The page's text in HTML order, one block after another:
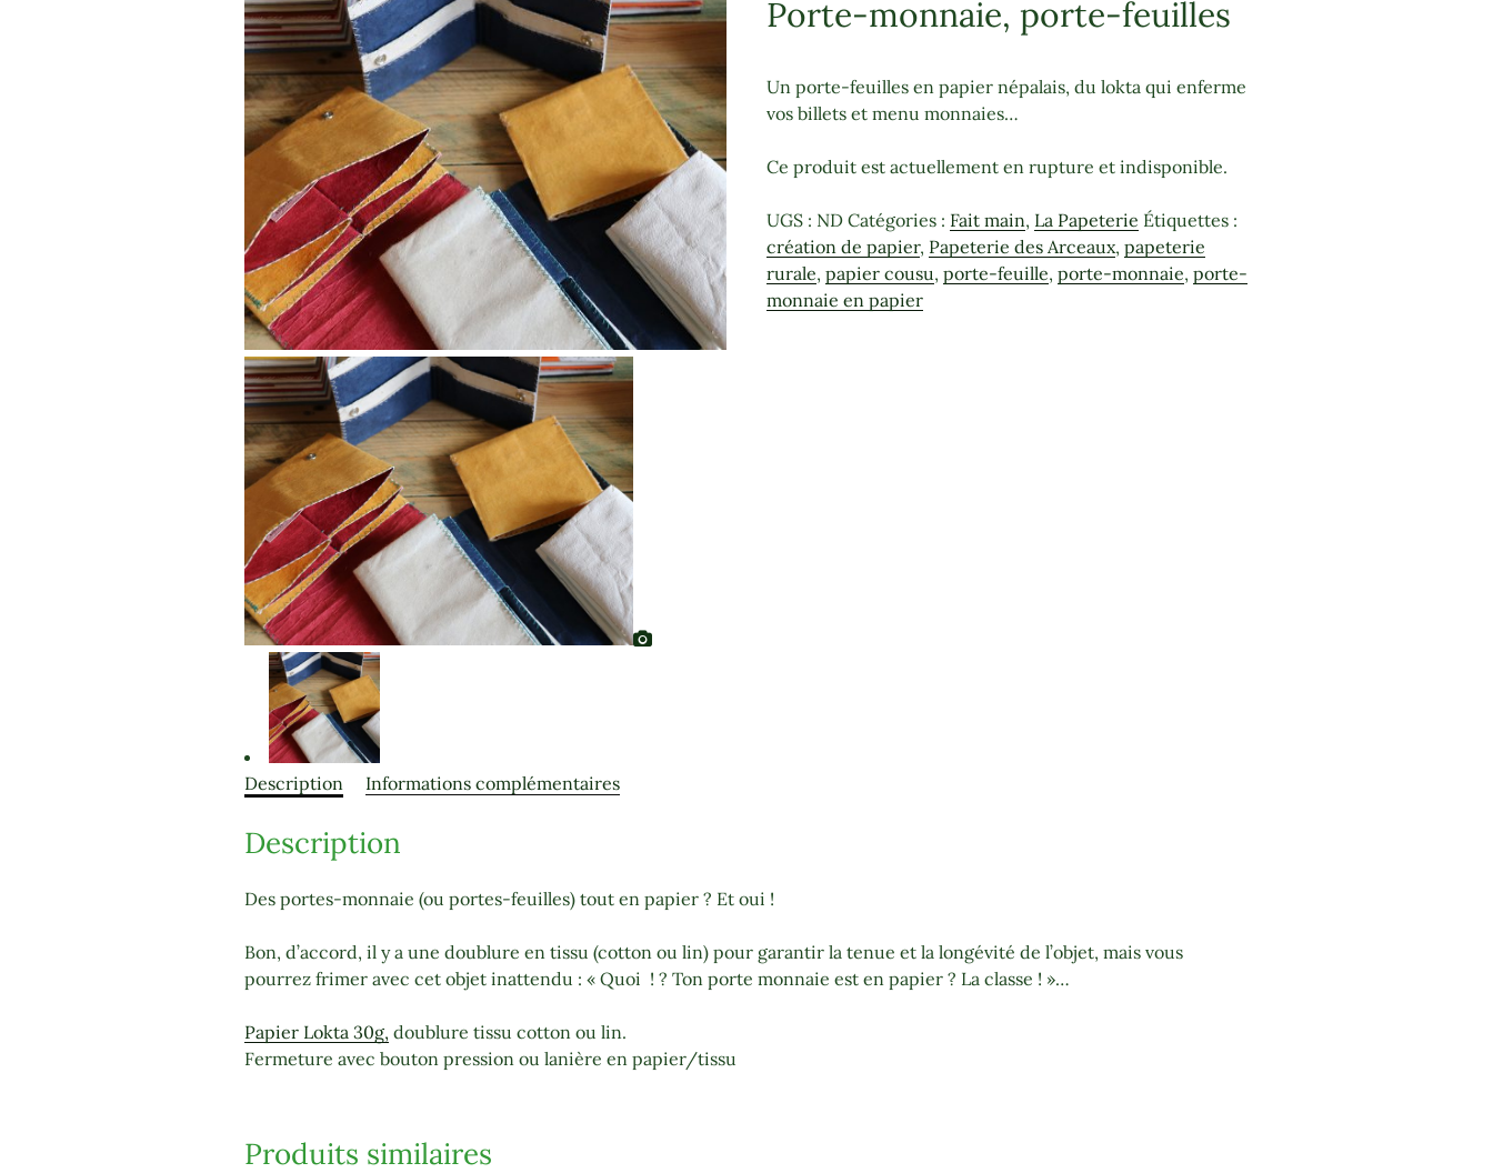
Porte-monnaie, porte-feuilles
Un porte-feuilles en papier népalais, du lokta qui enferme
vos billets et menu monnaies…
Ce produit est actuellement en rupture et indisponible.
UGS : ND Catégories : Fait main, La Papeterie Étiquettes :
création de papier, Papeterie des Arceaux,papeterie
rurale,papier cousu,porte-feuille,porte-monnaie,porte-
monnaie en papier
Description Informations complémentaires
Description
Des portes-monnaie (ou portes-feuilles) tout en papier ? Et oui !
Bon, d’accord, il y a une doublure en tissu (cotton ou lin) pour garantir la tenue et la longévité de l’objet, mais vous
pourrez frimer avec cet objet inattendu : « Quoi ! ? Ton porte monnaie est en papier ? La classe ! »…
Papier Lokta 30g, doublure tissu cotton ou lin.
Fermeture avec bouton pression ou lanière en papier/tissu
Produits similaires